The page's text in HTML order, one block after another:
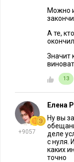
Можно
А те,
Значит
13
+9057
Елена
Ну вы
деле
с нуля.
каких
точно